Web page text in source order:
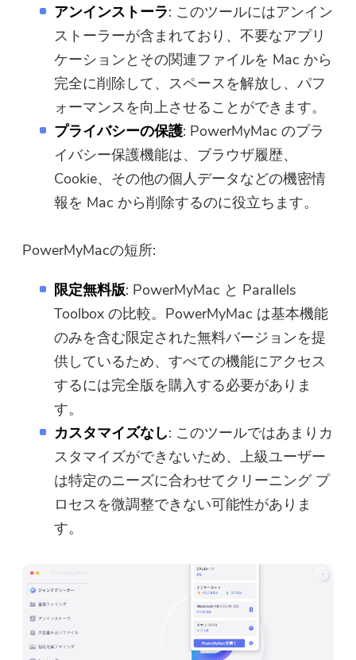
アンインストーラ: このツールにはアンイン
ストーラーが含まれており、不要なアプリ
ケーションとその関連ファイルを Mac から
完全に削除して、スペースを解放し、パフ
ォーマンスを向上させることができます。
プライバシーの保護: PowerMyMac のプラ
イバシー保護機能は、ブラウザ履歴、
Cookie、その他の個人データなどの機密情
報を Mac から削除するのに役立ちます。
PowerMyMacの短所:
限定無料版: PowerMyMac と Parallels
Toolbox の比較。PowerMyMac は基本機能
のみを含む限定された無料バージョンを提
供しているため、すべての機能にアクセス
するには完全版を購入する必要がありま
す。
カスタマイズなし: このツールではあまりカ
スタマイズができないため、上級ユーザー
は特定のニーズに合わせてクリーニング プ
ロセスを微調整できない可能性がありま
す。
ほぼ完了します。
注意：